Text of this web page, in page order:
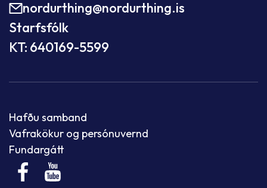
nordurthing@nordurthing.is
Starfsfólk
KT: 640169-5599
Hafðu samband
Vafrakökur og persónuvernd
Fundargátt